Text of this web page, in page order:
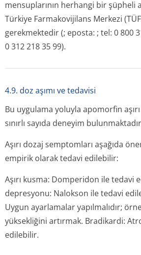
mensuplarının herhangi bir şüpheli
Türkiye Farmakovijilans Merkezi
gerekmektedir (; eposta: ; tel: 0 800
0 312 218 35 99).
4.9. doz aşımı ve tedavisi
Bu uygulama yoluyla apomorfin
sınırlı sayıda deneyim
Aşırı dozaj semptomları aşağıda
empirik olarak tedavi edilebilir:
Aşırı kusma: Domperidon ile tedavi
depresyonu: Nalokson ile tedavi
Uygun ayarlamalar yapılmalıdır;
yüksekliğini artırmak. Bradikardi:
edilebilir.